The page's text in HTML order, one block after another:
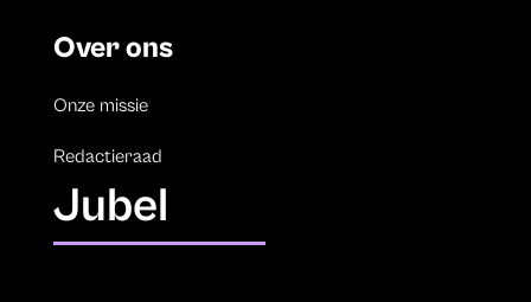
Over ons
Onze missie
Redactieraad
Jubel